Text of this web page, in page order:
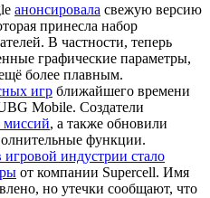
анонсировала свежую версию
принесла набор
В частности, теперь
графические параметры,
более плавным.
игр ближайшего времени
Mobile. Создатели
миссий, а также обновили
функции.
индустрии стало
от компании Supercell. Имя
но утечки сообщают, что